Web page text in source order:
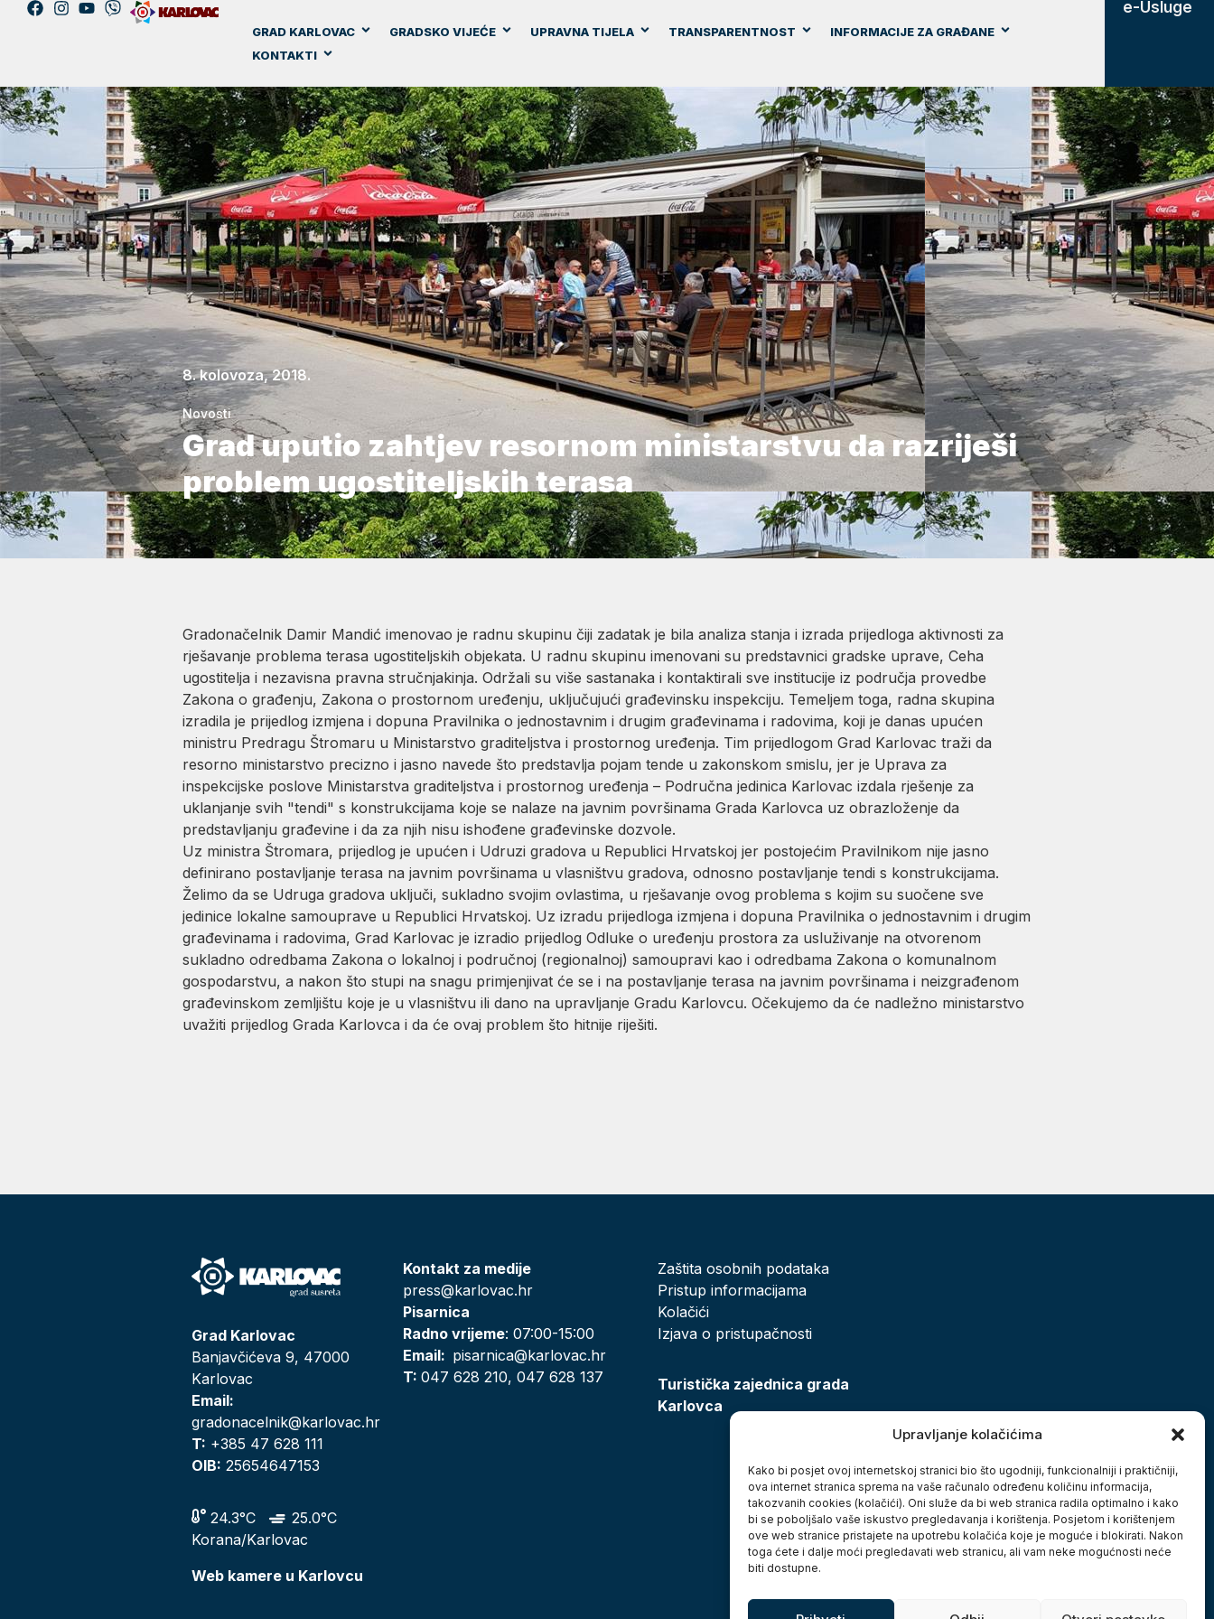
Upravljanje kolačićima
Kako bi posjet ovoj internetskoj stranici bio što ugodniji, funkcionalniji i praktičniji,
ova internet stranica sprema na vaše računalo određenu količinu informacija,
takozvanih cookies (kolačići). Oni služe da bi web stranica radila optimalno i kako
bi se poboljšalo vaše iskustvo pregledavanja i korištenja. Posjetom i korištenjem
ove web stranice pristajete na upotrebu kolačića koje je moguće i blokirati. Nakon
toga ćete i dalje moći pregledavati web stranicu, ali vam neke mogućnosti neće
biti dostupne.
GRAD KARLOVAC GRADSKO VIJEĆE UPRAVNA TIJELA TRANSPARENTNOST
INFORMACIJE ZA GRAĐANE
KONTAKTI
e-Usluge
8. kolovoza, 2018.
Novosti
Grad uputio zahtjev resornom ministarstvu da razriješi
problem ugostiteljskih terasa
Gradonačelnik Damir Mandić imenovao je radnu skupinu čiji zadatak je bila analiza stanja i izrada prijedloga aktivnosti za
rješavanje problema terasa ugostiteljskih objekata. U radnu skupinu imenovani su predstavnici gradske uprave, Ceha
ugostitelja i nezavisna pravna stručnjakinja. Održali su više sastanaka i kontaktirali sve institucije iz područja provedbe
Zakona o građenju, Zakona o prostornom uređenju, uključujući građevinsku inspekciju. Temeljem toga, radna skupina
izradila je prijedlog izmjena i dopuna Pravilnika o jednostavnim i drugim građevinama i radovima, koji je danas upućen
ministru Predragu Štromaru u Ministarstvo graditeljstva i prostornog uređenja. Tim prijedlogom Grad Karlovac traži da
resorno ministarstvo precizno i jasno navede što predstavlja pojam tende u zakonskom smislu, jer je Uprava za
inspekcijske poslove Ministarstva graditeljstva i prostornog uređenja – Područna jedinica Karlovac izdala rješenje za
uklanjanje svih "tendi" s konstrukcijama koje se nalaze na javnim površinama Grada Karlovca uz obrazloženje da
predstavljanju građevine i da za njih nisu ishođene građevinske dozvole.
Uz ministra Štromara, prijedlog je upućen i Udruzi gradova u Republici Hrvatskoj jer postojećim Pravilnikom nije jasno
definirano postavljanje terasa na javnim površinama u vlasništvu gradova, odnosno postavljanje tendi s konstrukcijama.
Želimo da se Udruga gradova uključi, sukladno svojim ovlastima, u rješavanje ovog problema s kojim su suočene sve
jedinice lokalne samouprave u Republici Hrvatskoj. Uz izradu prijedloga izmjena i dopuna Pravilnika o jednostavnim i drugim
građevinama i radovima, Grad Karlovac je izradio prijedlog Odluke o uređenju prostora za usluživanje na otvorenom
sukladno odredbama Zakona o lokalnoj i područnoj (regionalnoj) samoupravi kao i odredbama Zakona o komunalnom
gospodarstvu, a nakon što stupi na snagu primjenjivat će se i na postavljanje terasa na javnim površinama i neizgrađenom
građevinskom zemljištu koje je u vlasništvu ili dano na upravljanje Gradu Karlovcu. Očekujemo da će nadležno ministarstvo
uvažiti prijedlog Grada Karlovca i da će ovaj problem što hitnije riješiti.
Grad Karlovac
Banjavčićeva 9, 47000
Karlovac
Email:
gradonacelnik@karlovac.hr
T: +385 47 628 111
OIB: 25654647153
24.3°C
25.0°C
Korana/Karlovac
Web kamere u Karlovcu
Kontakt za medije
press@karlovac.hr
Pisarnica
Radno vrijeme: 07:00-15:00
Email: pisarnica@karlovac.hr
T:047 628 210, 047 628 137
Zaštita osobnih podataka
Pristup informacijama
Kolačići
Izjava o pristupačnosti
Turistička zajednica grada
Karlovca